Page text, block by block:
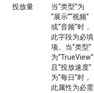
投放量
当“类型”为
“展示”“视频”
或“音频”时，
此字段为必填
项。当“类型”
为“TrueView”
且“投放速度”
为“每日”时，
此属性为必需